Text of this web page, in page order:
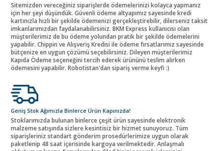
Sitemizden vereceğiniz siparişlerde ödemelerinizi kolayca yapmanız
için her şeyi düşündük. Güvenli ödeme altyapımız sayesinde kredi
kartınızla hızlı bir şekilde ödemenizi gerçekleştirebilir, dilerseniz taksit
imkanlarımızdan faydalanabilirsiniz. BKM Express kullanıcısı olan
müşterilerimiz de bu ödeme yolundan pratik bir şekilde ödemelerini
yapabilir. Chippin ve Alışveriş Kredisi ile ödeme fırsatlarımız sayesinde
bütçenize en uygun çözümü seçebilirsiniz. Dileyen müşterilerimiz
Kapıda Ödeme seçeneğini tercih ederek ürününü teslim alırken
ödemesini yapabilir. Robotistan'dan sipariş verme keyfi :)
Geniş Stok Ağımızla Binlerce Ürün Kapınızda!
Stoklarımızda bulunan binlerce çeşit ürün sayesinde elektronik
malzeme satışında sizlere kesintisiz bir hizmet sunuyoruz. Tüm
siparişleriniz standart gönderim prosedürlerimize uygun olarak
paketlenip 48 saat içerisinde kargoya verilmektedir. Anlaşmalı